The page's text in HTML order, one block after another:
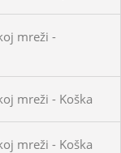
mreži -
mreži - Koška
mreži - Koška